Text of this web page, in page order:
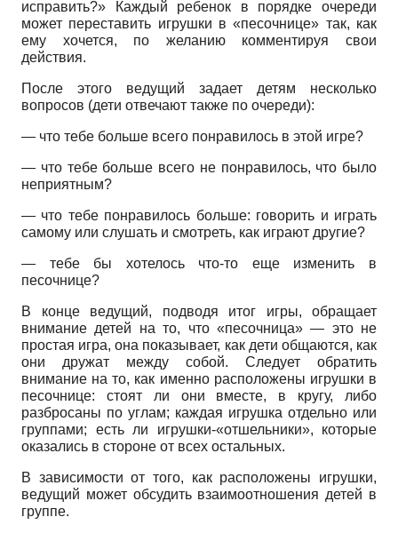
исправить?» Каждый ребенок в порядке очереди
может переставить игрушки в «песочнице» так, как
ему хочется, по желанию комментируя свои
действия.
После этого ведущий задает детям несколько
вопросов (дети отвечают также по очереди):
— что тебе больше всего понравилось в этой игре?
— что тебе больше всего не понравилось, что было
неприятным?
— что тебе понравилось больше: говорить и играть
самому или слушать и смотреть, как играют другие?
— тебе бы хотелось что-то еще изменить в
песочнице?
В конце ведущий, подводя итог игры, обращает
внимание детей на то, что «песочница» — это не
простая игра, она показывает, как дети общаются, как
они дружат между собой. Следует обратить
внимание на то, как именно расположены игрушки в
песочнице: стоят ли они вместе, в кругу, либо
разбросаны по углам; каждая игрушка отдельно или
группами; есть ли игрушки-«отшельники», которые
оказались в стороне от всех остальных.
В зависимости от того, как расположены игрушки,
ведущий может обсудить взаимоотношения детей в
группе.